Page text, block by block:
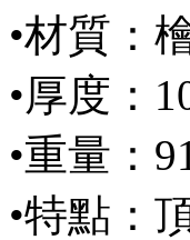
•材質：
•厚度：
•重量：
•特點：